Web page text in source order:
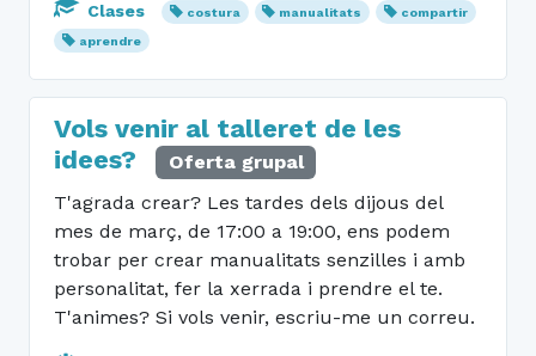
Clases costura manualitats
compartir
aprendre
Vols venir al talleret de les
idees?
Oferta grupal
T'agrada crear? Les tardes dels dijous del
mes de març, de 17:00 a 19:00, ens podem
trobar per crear manualitats senzilles i amb
personalitat, fer la xerrada i prendre el te.
T'animes? Si vols venir, escriu-me un correu.